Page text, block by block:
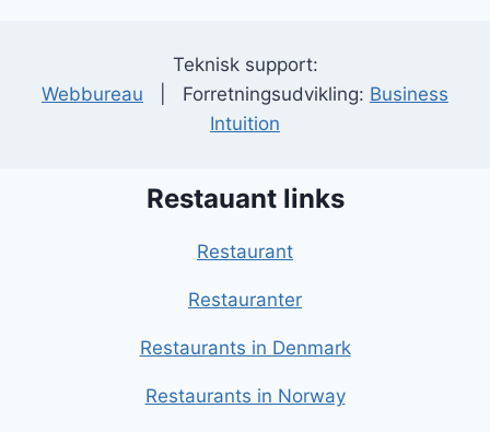
Teknisk support:
Webbureau | Forretningsudvikling: Business
Intuition
Restauant links
Restaurant
Restauranter
Restaurants in Denmark
Restaurants in Norway